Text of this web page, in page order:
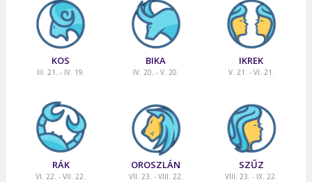
KOS
III. 21. - IV. 19.
BIKA
IV. 20. - V. 20.
IKREK
V. 21. - VI. 21.
RÁK
VI. 22. - VII. 22.
OROSZLÁN
VII. 23. - VIII. 22.
SZŰZ
VIII. 23. - IX. 22.